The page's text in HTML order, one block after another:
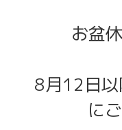
お盆休
8月12日
に